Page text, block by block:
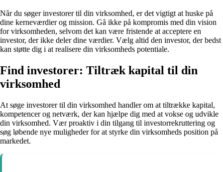
Når du søger investorer til din virksomhed, er det vigtigt at huske på
dine kerneværdier og mission. Gå ikke på kompromis med din vision
for virksomheden, selvom det kan være fristende at acceptere en
investor, der ikke deler dine værdier. Vælg altid den investor, der bedst
kan støtte dig i at realisere din virksomheds potentiale.
Find investorer: Tiltræk kapital til din
virksomhed
At søge investorer til din virksomhed handler om at tiltrække kapital,
kompetencer og netværk, der kan hjælpe dig med at vokse og udvikle
din virksomhed. Vær proaktiv i din tilgang til investorrekruttering og
søg løbende nye muligheder for at styrke din virksomheds position på
markedet.